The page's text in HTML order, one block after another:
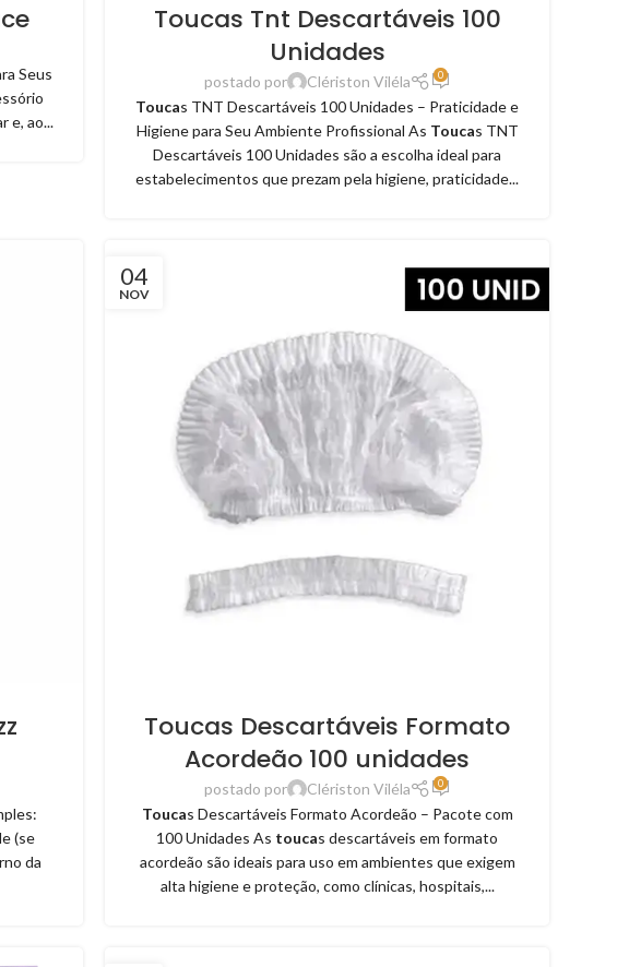
Seus
e, ao...
Toucas Tnt Descartáveis 100
Unidades
postado por Clériston Viléla 0
Toucas TNT Descartáveis 100 Unidades – Praticidade e
Higiene para Seu Ambiente Profissional As Toucas TNT
Descartáveis 100 Unidades são a escolha ideal para
estabelecimentos que prezam pela higiene, praticidade...
(se
da
04
NOV
Toucas Descartáveis Formato
Acordeão 100 unidades
postado por Clériston Viléla 0
Toucas Descartáveis Formato Acordeão – Pacote com
100 Unidades As toucas descartáveis em formato
acordeão são ideais para uso em ambientes que exigem
alta higiene e proteção, como clínicas, hospitais,...